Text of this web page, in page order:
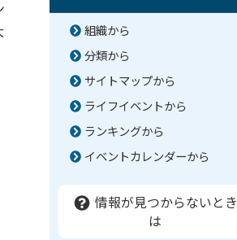
組織から
分類から
サイトマップから
ライフイベントから
ランキングから
イベントカレンダーから
情報が見つからないとき
は